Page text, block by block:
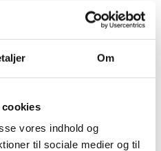
Om
cookies
vores indhold og
til sociale medier og til
foredraget
kl. 17:30
via mobilpay.